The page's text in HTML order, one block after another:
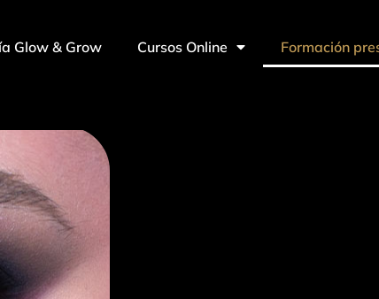
Glow & Grow Cursos Online Formación